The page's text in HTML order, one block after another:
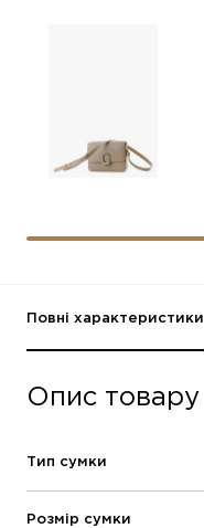
Повні характеристики
Опис товару
Тип сумки
Розмір сумки